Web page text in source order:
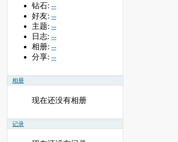
钻石: --
好友: --
主题: --
日志: --
相册: --
分享: --
相册
现在还没有相册
记录